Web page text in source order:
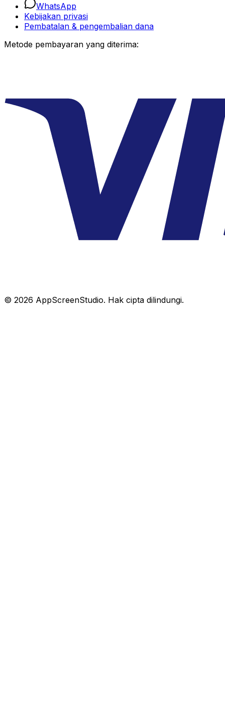
WhatsApp
Kebijakan privasi
Pembatalan & pengembalian dana
Metode pembayaran yang diterima:
© 2026 AppScreenStudio. Hak cipta dilindungi.